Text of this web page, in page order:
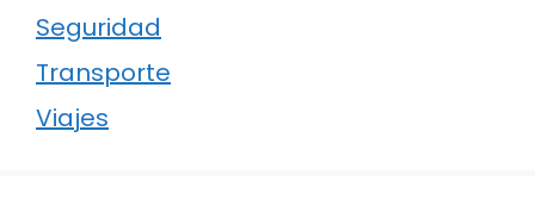
Seguridad
Transporte
Viajes